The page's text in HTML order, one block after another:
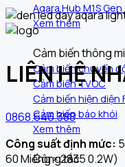
Aqara Hub M1S Gen
Xem thêm
Cảm biến thông
Cảm biến chuyển
Cảm biến TVOC
Cảm biến hiện diện
Cảm biến báo khói
Xem thêm
Công tắc
LIÊN HỆ
0868.646.388
Công suất định mức:
60 Miếng × 2835 0.2W)